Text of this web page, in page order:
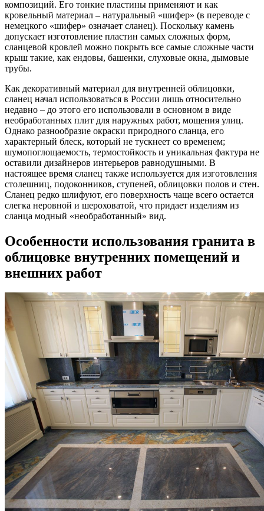
композиций. Его тонкие пластины применяют и как
кровельный материал – натуральный «шифер» (в переводе с
немецкого «шифер» означает сланец). Поскольку камень
допускает изготовление пластин самых сложных форм,
сланцевой кровлей можно покрыть все самые сложные части
крыш такие, как ендовы, башенки, слуховые окна, дымовые
трубы.
Как декоративный материал для внутренней облицовки,
сланец начал использоваться в России лишь относительно
недавно – до этого его использовали в основном в виде
необработанных плит для наружных работ, мощения улиц.
Однако разнообразие окраски природного сланца, его
характерный блеск, который не тускнеет со временем;
шумопоглощаемость, термостойкость и уникальная фактура не
оставили дизайнеров интерьеров равнодушными. В
настоящее время сланец также используется для изготовления
столешниц, подоконников, ступеней, облицовки полов и стен.
Сланец редко шлифуют, его поверхность чаще всего остается
слегка неровной и шероховатой, что придает изделиям из
сланца модный «необработанный» вид.
Особенности использования гранита в
облицовке внутренних помещений и
внешних работ